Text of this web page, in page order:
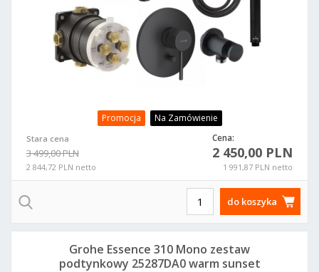
Promocja Na Zamówienie
Stara cena
3 499,00 PLN
2 844,72 PLN netto
Cena:
2 450,00 PLN
1 991,87 PLN netto
do koszyka
Grohe Essence 310 Mono zestaw
podtynkowy 25287DA0 warm sunset